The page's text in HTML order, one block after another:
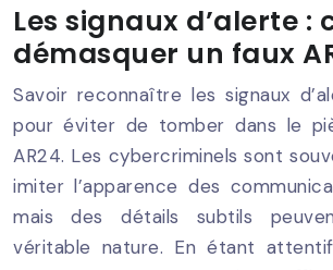
Les signaux d’alerte :
démasquer un faux
Savoir reconnaître les signaux
pour éviter de tomber dans le
AR24. Les cybercriminels sont
imiter l’apparence des
mais des détails subtils
véritable nature. En étant